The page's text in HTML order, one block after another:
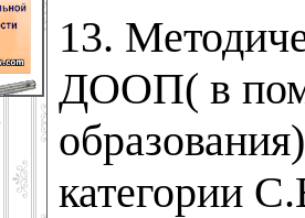
13.
ДООП( в
категории